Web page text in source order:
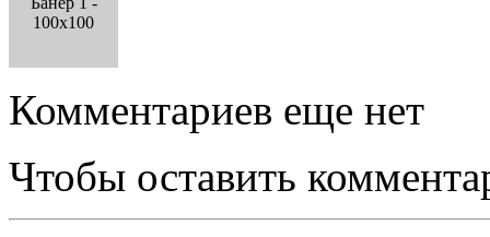
100x100
Комментариев еще нет
Чтобы оставить